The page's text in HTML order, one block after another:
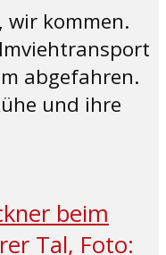
wir kommen.
abgefahren.
und ihre